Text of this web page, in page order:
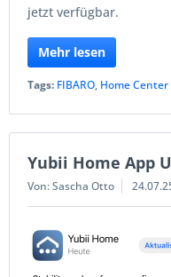
jetzt verfügbar.
Mehr lesen
Tags: FIBARO, Home Center
Yubii Home App
Von: Sascha Otto